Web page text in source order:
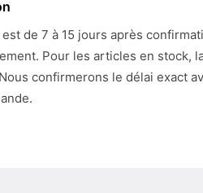
de 7 à 15 jours après
Pour les articles en stock,
confirmerons le délai exact